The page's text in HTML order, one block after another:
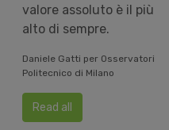
valore assoluto è il più
alto di sempre.
Daniele Gatti per Osservatori
Politecnico di Milano
Read all